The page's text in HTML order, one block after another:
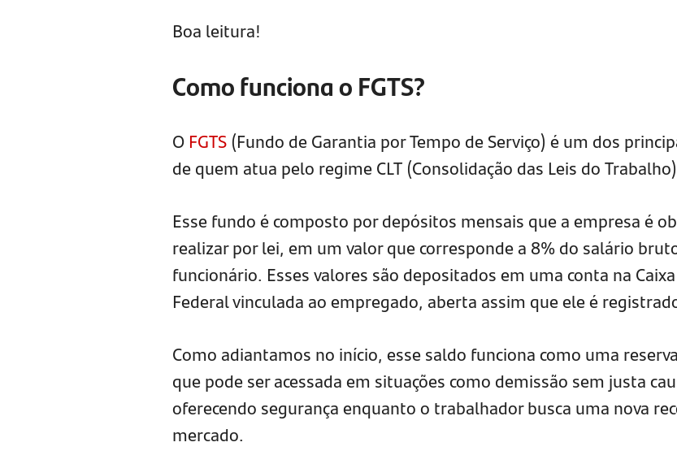
Boa leitura!
Como funciona o FGTS?
O FGTS (Fundo de Garantia por Tempo de Serviço) é um dos
de quem atua pelo regime CLT (Consolidação das Leis do
Esse fundo é composto por depósitos mensais que a empresa é
realizar por lei, em um valor que corresponde a 8% do salário
funcionário. Esses valores são depositados em uma conta na
Federal vinculada ao empregado, aberta assim que ele é
Como adiantamos no início, esse saldo funciona como uma
que pode ser acessada em situações como demissão sem justa
oferecendo segurança enquanto o trabalhador busca uma nova
mercado.